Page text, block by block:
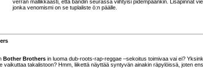
verran mallikkaasti, että bändin seurassa viihtyisi pidempäänkin. Lisäpinnat
jonka venomismi on se tuplaliste ö:n päälle.
Bother Brothers in luoma dub-roots-rap-reggae –sekoitus toimivaa vai ei?
vaikuttaa takalistoon? Hmm, liikettä näyttää syntyvän ainakin räpylöissä, joten